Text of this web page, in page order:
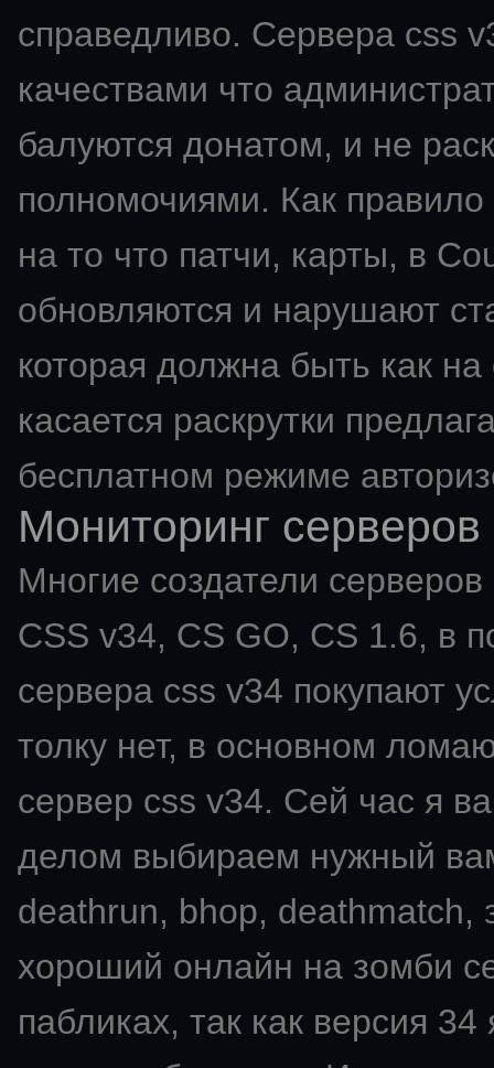
справедливо. Сервера css
качествами что
балуются донатом, и не
полномочиями. Как правило
на то что патчи, карты, в
обновляются и нарушают
которая должна быть как
касается раскрутки
бесплатном режиме
Мониторинг серверов
Многие создатели
CSS v34, CS GO, CS 1.6, в
сервера css v34 покупают
толку нет, в основном
сервер css v34. Сей час я
делом выбираем нужный
deathrun, bhop, deathmatch,
хороший онлайн на зомби
пабликах, так как версия